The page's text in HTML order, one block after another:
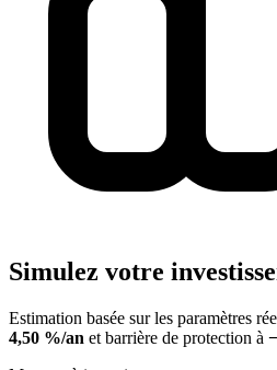
Simulez votre
Estimation basée sur les paramètres
4,50 %/an et barrière de protection à